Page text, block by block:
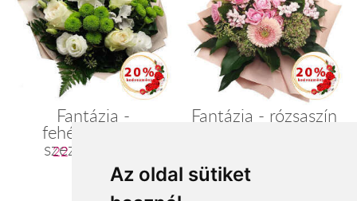
Az oldal sütiket
Fantázia -
fehér/pasztell
szezoncsokor
22 400 Ft-tól
Fantázia - rózsaszín